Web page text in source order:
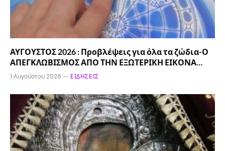
ΑΥΓΟΥΣΤΟΣ 2026 : Προβλέψεις για όλα τα ζώδια-Ο
ΑΠΕΓΚΛΩΒΙΣΜΟΣ ΑΠΟ ΤΗΝ ΕΞΩΤΕΡΙΚΗ ΕΙΚΟΝΑ…
1 Αυγούστου 2026 ΕΙΔΉΣΕΙΣ